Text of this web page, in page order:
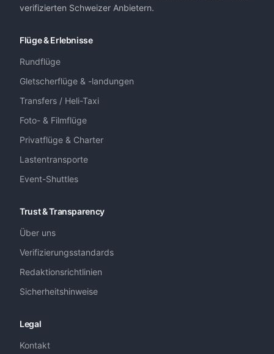
verifizierten Schweizer Anbietern.
Flüge & Erlebnisse
Rundflüge
Gletscherflüge & -landungen
Transfers / Heli-Taxi
Foto- & Filmflüge
Privatflüge & Charter
Lastentransporte
Event-Shuttles
Trust & Transparency
Über uns
Verifizierungsstandards
Redaktionsrichtlinien
Sicherheitshinweise
Legal
Kontakt